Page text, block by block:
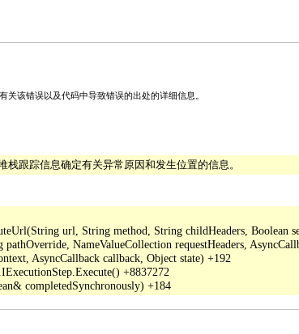
该错误以及代码中导致错误的出处的详细信息。
跟踪信息确定有关异常原因和发生位置的信息。
url, String method, String childHeaders, Boolean
NameValueCollection requestHeaders,
AsyncCallback callback, Object state) +192
+8837272